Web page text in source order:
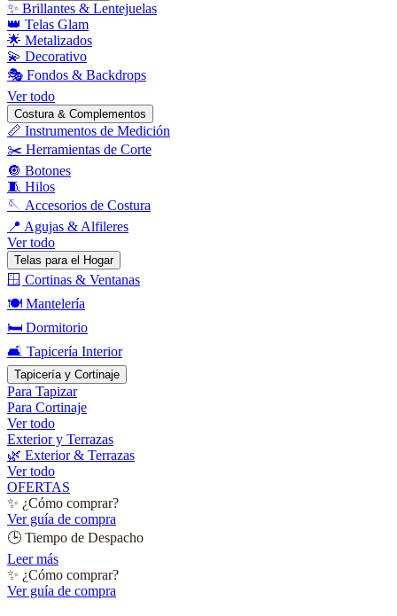
✨ Brillantes & Lentejuelas
👑 Telas Glam
🌟 Metalizados
💫 Decorativo
🎭 Fondos & Backdrops
Ver todo
Costura & Complementos
📏 Instrumentos de Medición
✂️ Herramientas de Corte
🔘 Botones
🧵 Hilos
🪡 Accesorios de Costura
📍 Agujas & Alfileres
Ver todo
Telas para el Hogar
🪟 Cortinas & Ventanas
🍽️ Mantelería
🛏️ Dormitorio
🛋️ Tapicería Interior
Tapicería y Cortinaje
Para Tapizar
Para Cortinaje
Ver todo
Exterior y Terrazas
🌿 Exterior & Terrazas
Ver todo
OFERTAS
✨ ¿Cómo comprar?
Ver guía de compra
🕒 Tiempo de Despacho
Leer más
✨ ¿Cómo comprar?
Ver guía de compra